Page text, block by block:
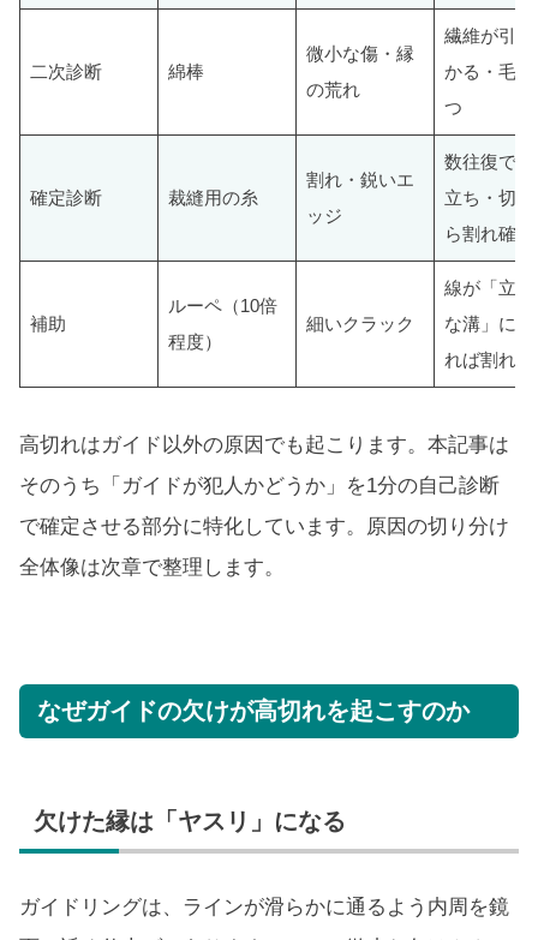
二次診断 綿棒
微小な傷・縁
の荒れ
繊維が引っ
かる・毛羽
つ
確定診断 裁縫用の糸
割れ・鋭いエ
ッジ
数往復で毛
立ち・切れ
ら割れ確定
補助
ルーペ（10倍
程度）
細いクラック
線が「立体
な溝」に見
れば割れ
高切れはガイド以外の原因でも起こります。本記事は
そのうち「ガイドが犯人かどうか」を1分の自己診断
で確定させる部分に特化しています。原因の切り分け
全体像は次章で整理します。
なぜガイドの欠けが高切れを起こすのか
欠けた縁は「ヤスリ」になる
ガイドリングは、ラインが滑らかに通るよう内周を鏡